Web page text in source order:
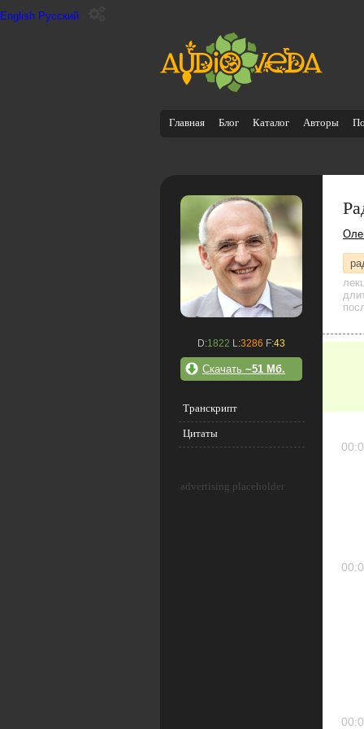
English Русский
Главная Блог Каталог Авторы
D:1822 L:3286 F:43
Скачать ~51 Мб.
Транскрипт
Цитаты
advertising placeholder